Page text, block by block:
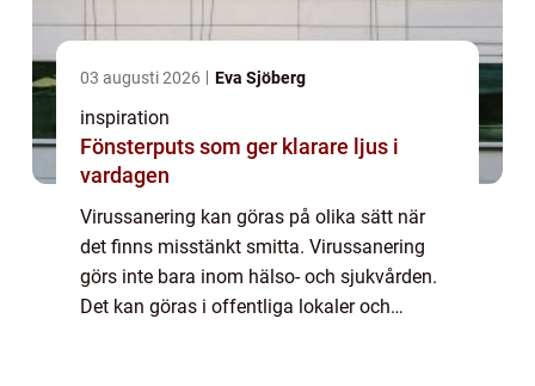
03 augusti 2026 Eva Sjöberg
inspiration
Fönsterputs som ger klarare ljus i
vardagen
Virussanering kan göras på olika sätt när
det finns misstänkt smitta. Virussanering
görs inte bara inom hälso- och sjukvården.
Det kan göras i offentliga lokaler och